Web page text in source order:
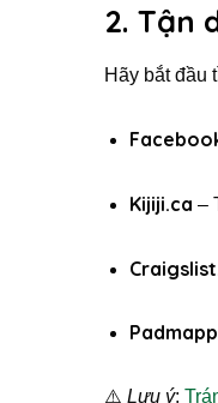
2. Tận
Hãy bắt đầu
Kijiji.ca –
⚠️ Lưu ý: